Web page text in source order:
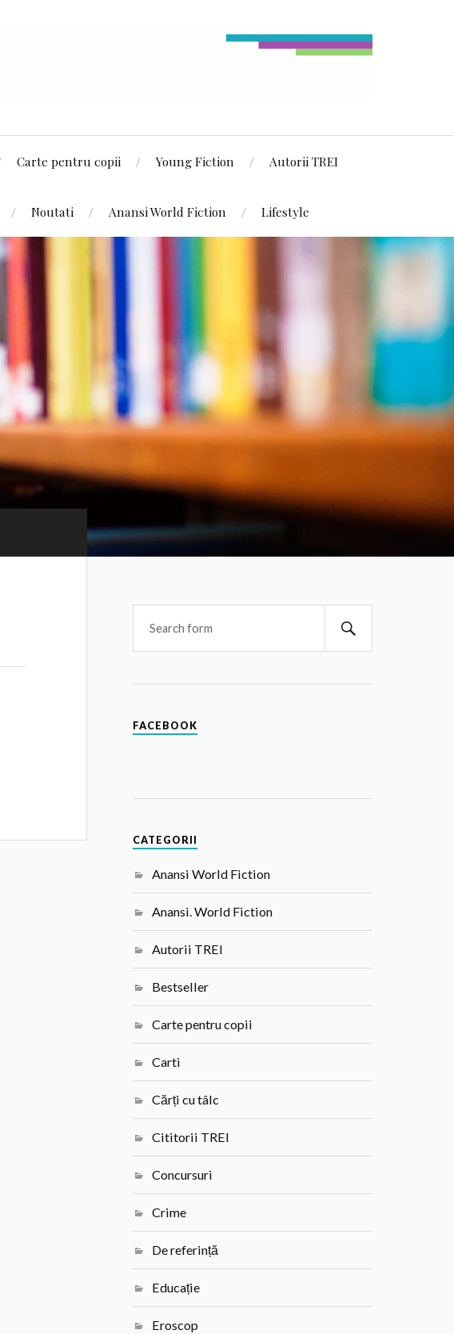
Carte pentru copii Young Fiction Autorii TREI
Noutati Anansi World Fiction Lifestyle
FACEBOOK
CATEGORII
Anansi World Fiction
Anansi. World Fiction
Autorii TREI
Bestseller
Carte pentru copii
Carti
Cărți cu tâlc
Cititorii TREI
Concursuri
Crime
De referință
Educație
Eroscop